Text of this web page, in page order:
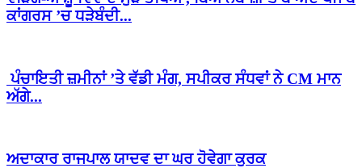
ਕਾਂਗਰਸ ’ਚ ਧੜੇਬੰਦੀ...
ਪੰਚਾਇਤੀ ਜ਼ਮੀਨਾਂ ’ਤੇ ਵੱਡੀ ਮੰਗ, ਸਪੀਕਰ ਸੰਧਵਾਂ ਨੇ CM ਮਾਨ
ਅੱਗੇ...
ਅਦਾਕਾਰ ਰਾਜਪਾਲ ਯਾਦਵ ਦਾ ਘਰ ਹੋਵੇਗਾ ਕੁਰਕ